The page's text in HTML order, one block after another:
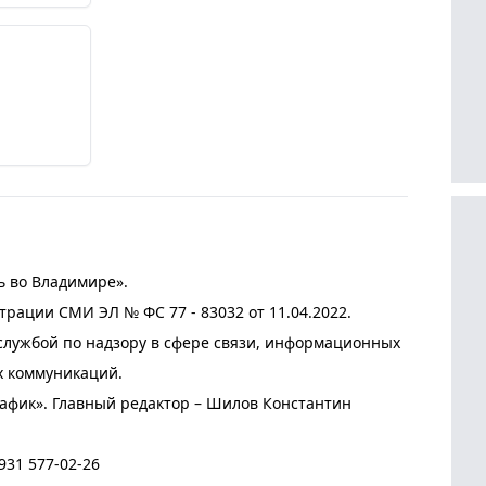
во Владимире».
СМИ ЭЛ № ФС 77 - 83032 от 11.04.2022.
по надзору в сфере связи, информационных
коммуникаций.
Главный редактор – Шилов Константин
577-02-26